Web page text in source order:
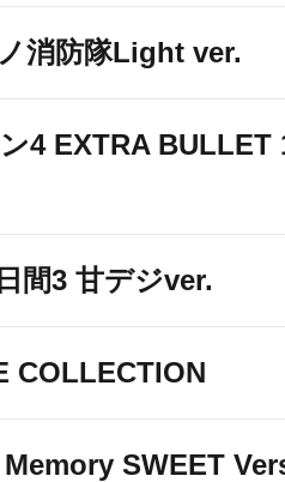
消防隊Light ver.
4 EXTRA BULLET
間3 甘デジver.
COLLECTION
SWEET